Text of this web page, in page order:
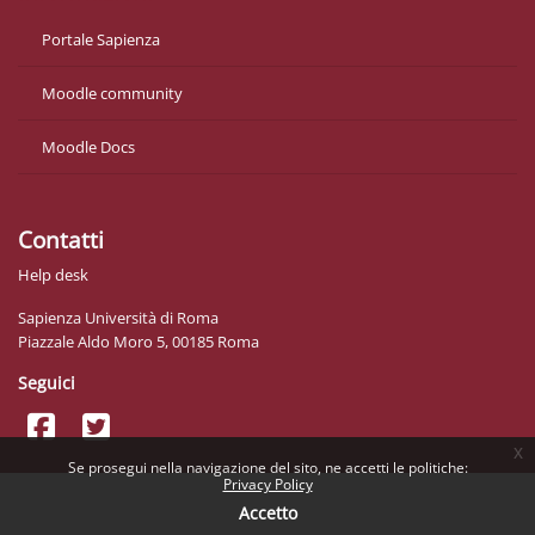
Se prosegui nella navigazione del sito, ne accetti le politiche:
Privacy Policy
Accetto
x
Portale Sapienza
Moodle community
Moodle Docs
Contatti
Help desk
Sapienza Università di Roma
Piazzale Aldo Moro 5, 00185 Roma
Seguici